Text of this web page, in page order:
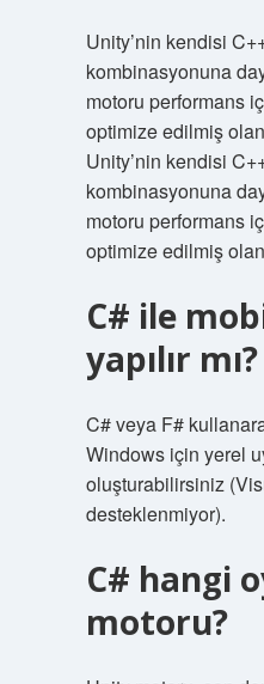
Unity’nin kendisi
kombinasyonuna
motoru performans
optimize edilmiş olan
Unity’nin kendisi
kombinasyonuna
motoru performans
optimize edilmiş olan
C# ile
yapılır mı?
C# veya F#
Windows için yerel
oluşturabilirsiniz
desteklenmiyor).
C# hangi
motoru?